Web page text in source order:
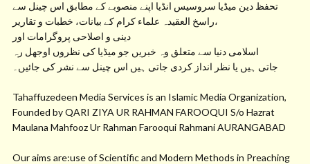
تحفظ دین میڈیا سروسیس انڈیا اپنے منصوبے کے مطابق اس چینل سے
راسخ العقیدہ علماء کرام کے بیانات، خطبات و تقاریر،
دینی و اصلاحی پروگرامات اور
اسلامی دنیا سے متعلق وہ خبریں جو میڈیا کی نظروں اوجھل رہ
جاتی ہیں یا نظر انداز کردی جاتی ہیں اس چینل سے نشر کی جائیں۔
Tahaffuzedeen Media Services is an Islamic Media Organization,
Founded by QARI ZIYA UR RAHMAN FAROOQUI S/o Hazrat
Maulana Mahfooz Ur Rahman Farooqui Rahmani AURANGABAD
Our aims are:use of Scientific and Modern Methods in Preaching